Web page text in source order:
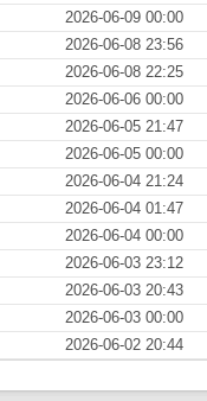
2026-06-09 00:00
2026-06-08 23:56
2026-06-08 22:25
2026-06-06 00:00
2026-06-05 21:47
2026-06-05 00:00
2026-06-04 21:24
2026-06-04 01:47
2026-06-04 00:00
2026-06-03 23:12
2026-06-03 20:43
2026-06-03 00:00
2026-06-02 20:44